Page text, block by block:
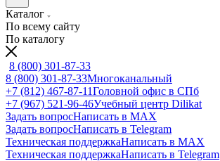
Каталог
По всему сайту
По каталогу
8 (800) 301-87-33
8 (800) 301-87-33Многоканальный
+7 (812) 467-87-11Головной офис в СПб
+7 (967) 521-96-46Учебный центр Dilikat
Задать вопросНаписать в MAX
Задать вопросНаписать в Telegram
Техническая поддержкаНаписать в MAX
Техническая поддержкаНаписать в Telegram